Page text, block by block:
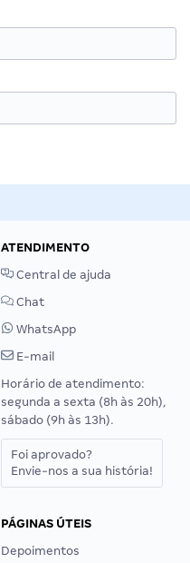
ATENDIMENTO
Central de ajuda
Chat
WhatsApp
E-mail
Horário de atendimento:
segunda a sexta (8h às 20h),
sábado (9h às 13h).
Foi aprovado?
Envie-nos a sua história!
PÁGINAS ÚTEIS
Depoimentos